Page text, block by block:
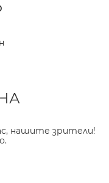
нашите зрители!